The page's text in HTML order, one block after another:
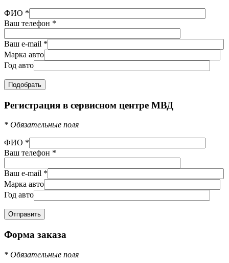
ФИО *
Ваш телефон *
Ваш e-mail *
Марка авто
Год авто
Регистрация в сервисном центре МВД
* Обязательные поля
ФИО *
Ваш телефон *
Ваш e-mail *
Марка авто
Год авто
Форма заказа
* Обязательные поля